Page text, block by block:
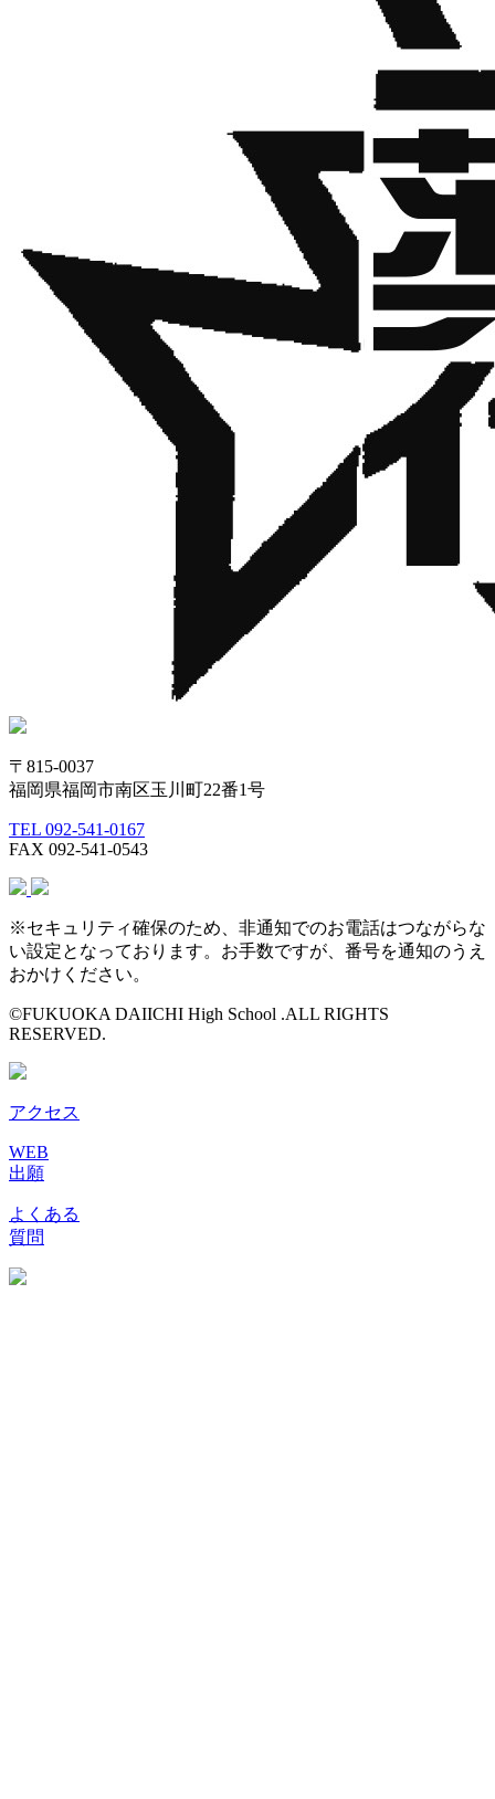
〒815-0037
福岡県福岡市南区玉川町22番1号
TEL 092-541-0167
FAX 092-541-0543
※セキュリティ確保のため、非通知でのお電話はつながらな
い設定となっております。お手数ですが、番号を通知のうえ
おかけください。
©FUKUOKA DAIICHI High School .ALL RIGHTS
RESERVED.
アクセス
WEB
出願
よくある
質問